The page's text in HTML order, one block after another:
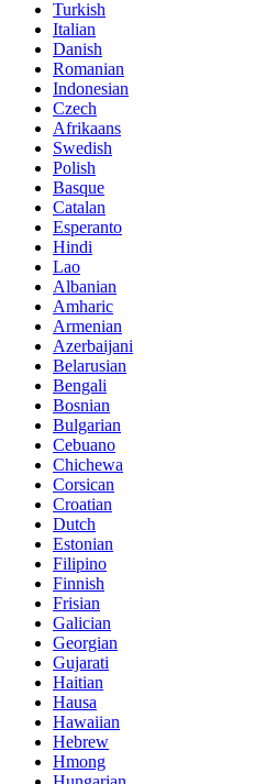
Turkish
Italian
Danish
Romanian
Indonesian
Czech
Afrikaans
Swedish
Polish
Basque
Catalan
Esperanto
Hindi
Lao
Albanian
Amharic
Armenian
Azerbaijani
Belarusian
Bengali
Bosnian
Bulgarian
Cebuano
Chichewa
Corsican
Croatian
Dutch
Estonian
Filipino
Finnish
Frisian
Galician
Georgian
Gujarati
Haitian
Hausa
Hawaiian
Hebrew
Hmong